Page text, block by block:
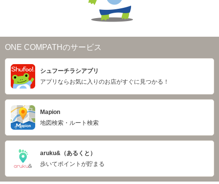
ONE COMPATHのサービス
シュフーチラシアプリ
アプリならお気に入りのお店がすぐに見つかる！
Mapion
地図検索・ルート検索
aruku&（あるくと）
歩いてポイントが貯まる